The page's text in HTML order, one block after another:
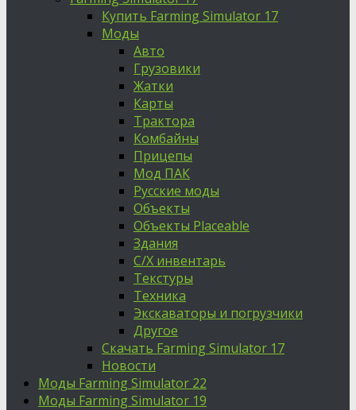
Купить Farming Simulator 17
Моды
Авто
Грузовики
Жатки
Карты
Трактора
Комбайны
Прицепы
Мод ПАК
Русские моды
Объекты
Объекты Placeable
Здания
С/Х инвентарь
Текстуры
Техника
Экскаваторы и погрузчики
Другое
Скачать Farming Simulator 17
Новости
Моды Farming Simulator 22
Моды Farming Simulator 19